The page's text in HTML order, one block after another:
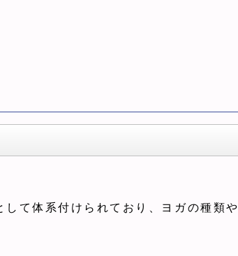
て体系付けられており、ヨガの種類や